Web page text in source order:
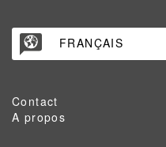
FRANÇAIS
Contact
A propos